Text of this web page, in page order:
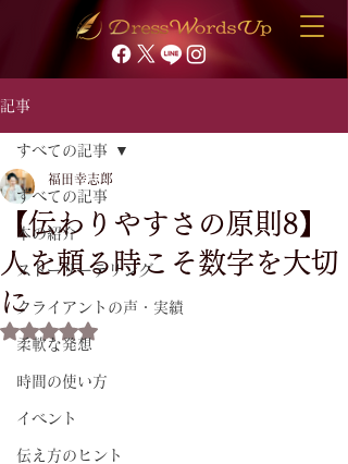
記事
すべての記事
本の紹介
ストーリーテリング
クライアントの声・実績
柔軟な発想
時間の使い方
イベント
伝え方のヒント
すべての記事
【伝わりやすさの原則8】
人を頼る時こそ数字を大切
に
福田幸志郎
5つ星のうちNaNと評価されています。